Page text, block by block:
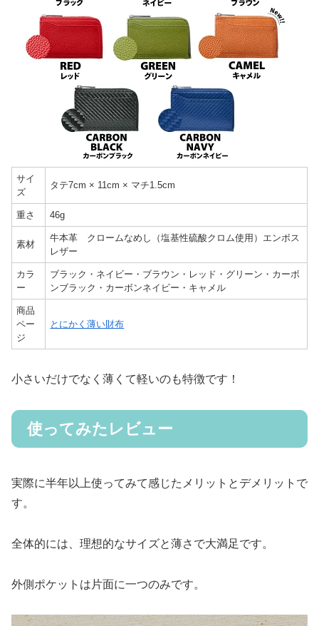
サイ
ズ
タテ7cm × 11cm × マチ1.5cm
重さ 46g
素材
牛本革 クロームなめし（塩基性硫酸クロム使用）エンボス
レザー
カラ
ー
ブラック・ネイビー・ブラウン・レッド・グリーン・カーボ
ンブラック・カーボンネイビー・キャメル
商品
ペー
ジ
とにかく薄い財布
小さいだけでなく薄くて軽いのも特徴です！
使ってみたレビュー
実際に半年以上使ってみて感じたメリットとデメリットで
す。
全体的には、理想的なサイズと薄さで大満足です。
外側ポケットは片面に一つのみです。